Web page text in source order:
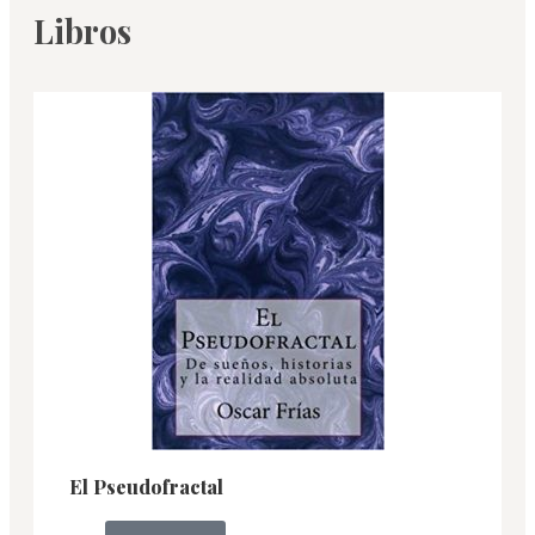
Libros
El Pseudofractal